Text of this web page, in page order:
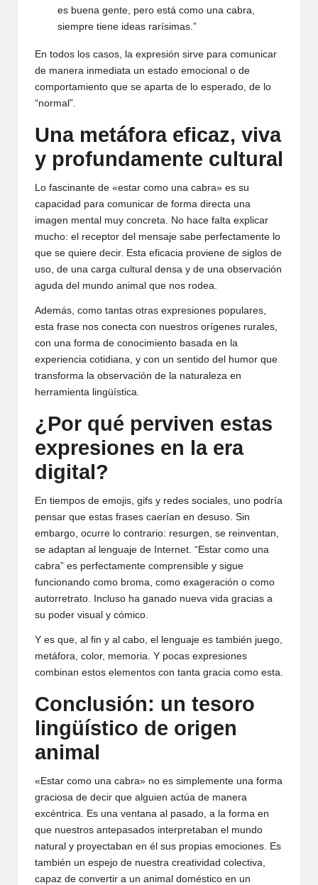
es buena gente, pero está como una cabra,
siempre tiene ideas rarísimas.”
En todos los casos, la expresión sirve para comunicar
de manera inmediata un estado emocional o de
comportamiento que se aparta de lo esperado, de lo
“normal”.
Una metáfora eficaz, viva
y profundamente cultural
Lo fascinante de «estar como una cabra» es su
capacidad para comunicar de forma directa una
imagen mental muy concreta. No hace falta explicar
mucho: el receptor del mensaje sabe perfectamente lo
que se quiere decir. Esta eficacia proviene de siglos de
uso, de una carga cultural densa y de una observación
aguda del mundo animal que nos rodea.
Además, como tantas otras expresiones populares,
esta frase nos conecta con nuestros orígenes rurales,
con una forma de conocimiento basada en la
experiencia cotidiana, y con un sentido del humor que
transforma la observación de la naturaleza en
herramienta lingüística.
¿Por qué perviven estas
expresiones en la era
digital?
En tiempos de emojis, gifs y redes sociales, uno podría
pensar que estas frases caerían en desuso. Sin
embargo, ocurre lo contrario: resurgen, se reinventan,
se adaptan al lenguaje de Internet. “Estar como una
cabra” es perfectamente comprensible y sigue
funcionando como broma, como exageración o como
autorretrato. Incluso ha ganado nueva vida gracias a
su poder visual y cómico.
Y es que, al fin y al cabo, el lenguaje es también juego,
metáfora, color, memoria. Y pocas expresiones
combinan estos elementos con tanta gracia como esta.
Conclusión: un tesoro
lingüístico de origen
animal
«Estar como una cabra» no es simplemente una forma
graciosa de decir que alguien actúa de manera
excéntrica. Es una ventana al pasado, a la forma en
que nuestros antepasados interpretaban el mundo
natural y proyectaban en él sus propias emociones. Es
también un espejo de nuestra creatividad colectiva,
capaz de convertir a un animal doméstico en un